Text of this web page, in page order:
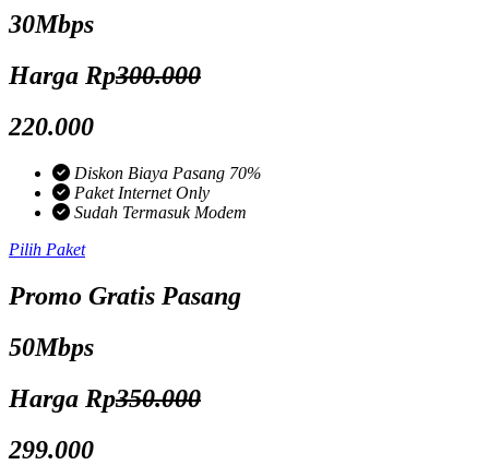
30Mbps
Harga Rp300.000
220.000
Diskon Biaya Pasang 70%
Paket Internet Only
Sudah Termasuk Modem
Pilih Paket
Promo Gratis Pasang
50Mbps
Harga Rp350.000
299.000